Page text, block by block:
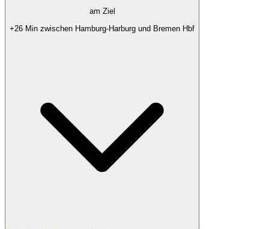
am Ziel
+26 Min zwischen Hamburg-Harburg und Bremen Hbf